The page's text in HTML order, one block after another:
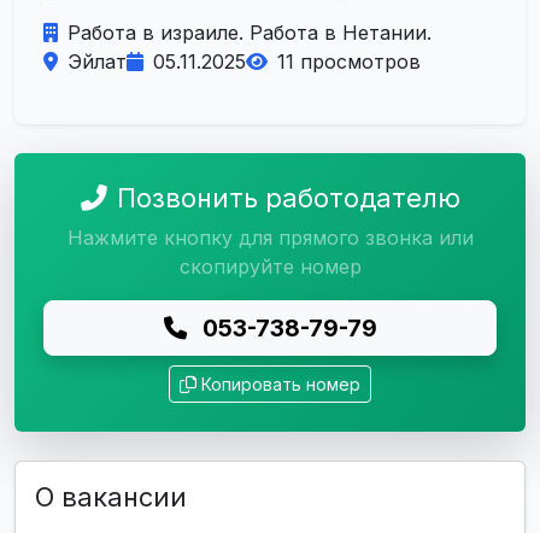
Работа в израиле. Работа в Нетании.
Эйлат
05.11.2025 11 просмотров
Позвонить работодателю
Нажмите кнопку для прямого звонка или
скопируйте номер
053-738-79-79
Копировать номер
О вакансии